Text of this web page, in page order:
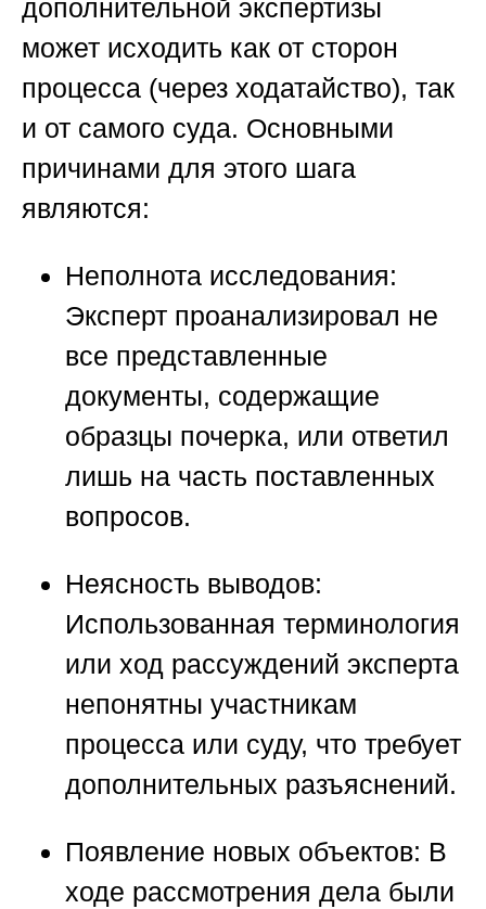
дополнительной экспертизы
может исходить как от сторон
процесса (через ходатайство), так
и от самого суда. Основными
причинами для этого шага
являются:
Неполнота исследования:
Эксперт проанализировал не
все представленные
документы, содержащие
образцы почерка, или ответил
лишь на часть поставленных
вопросов.
Неясность выводов:
Использованная терминология
или ход рассуждений эксперта
непонятны участникам
процесса или суду, что требует
дополнительных разъяснений.
Появление новых объектов: В
ходе рассмотрения дела были